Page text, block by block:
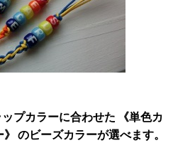
プカラーに合わせた 《単色カ
のビーズカラーが選べます。